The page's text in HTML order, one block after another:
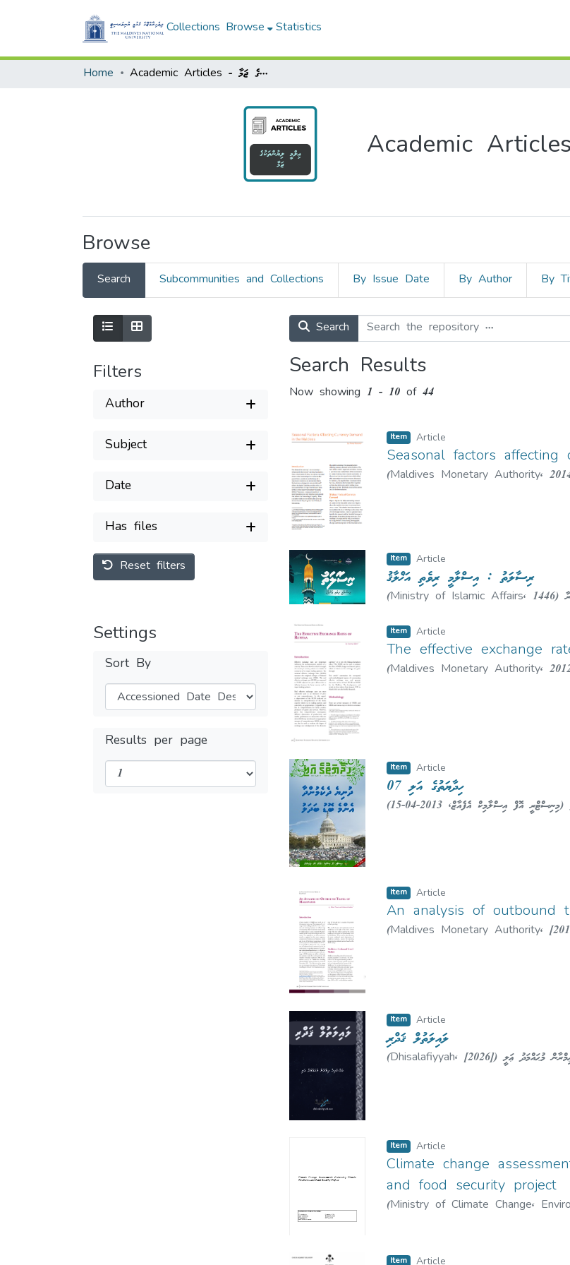
Collections Browse Statistics
Home Academic Articles - ޢިލްމީ ލިޔުންތަކުގެ ޖަމާ
Browse
Search Subcommunities and Collections By Issue Date By Author By
Filters
Author
Subject
Date
Has files
Reset filters
Settings
Sort By
Results per page
Search
Search Results
Now showing 1 - 10 of 44
Item Article
Seasonal factors
(Maldives Monetary Authority,
Item Article
ރިސާލަތު : އިސްލާމީ ރިވެތި އަޚްލާޤު
(Ministry of Islamic Affairs,1446)
Item Article
The effective exchange
(Maldives Monetary Authority,
Item Article
ހިދާޔަތުގެ އަލި 07
( މިނިސްޓްރީ އޮފް އިސްލާމިކް އެފެއާޒް,
2013-04-15 )
Item Article
An analysis of outbound
(Maldives Monetary Authority,
Item Article
ލައިލަތުލް ޤަދްރި
(Dhisalafiyyah,[2026])މުޙައްމަދު ޢަލީ
Item Article
Climate change
and food security project
(Ministry of Climate Change,
Item